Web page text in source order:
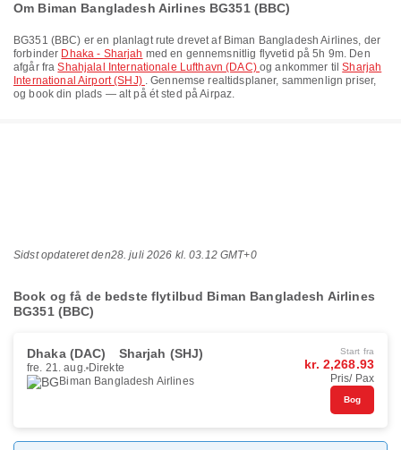
Om Biman Bangladesh Airlines BG351 (BBC)
BG351 (BBC) er en planlagt rute drevet af Biman Bangladesh Airlines, der
forbinder Dhaka - Sharjah med en gennemsnitlig flyvetid på5h 9m. Den
afgår fraShahjalal Internationale Lufthavn (DAC)og ankommer tilSharjah
International Airport (SHJ) . Gennemse realtidsplaner, sammenlign priser,
og book din plads — alt på ét sted på Airpaz.
Sidst opdateret den28. juli 2026 kl. 03.12 GMT+0
Book og få de bedste flytilbud Biman Bangladesh Airlines
BG351 (BBC)
Dhaka (DAC) Sharjah (SHJ)
fre. 21. aug. Direkte
Biman Bangladesh Airlines
Start fra
kr. 2,268.93
Pris/ Pax
Bog